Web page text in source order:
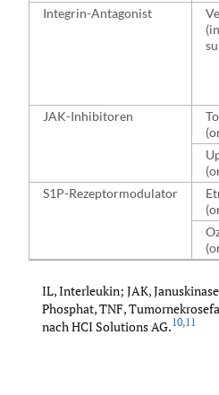
Integrin-Antagonist
JAK-Inhibitoren
S1P-⁠Rezeptormodulator
IL, Interleukin; JAK,
Phosphat, TNF,
nach HCI Solutions AG.10,11